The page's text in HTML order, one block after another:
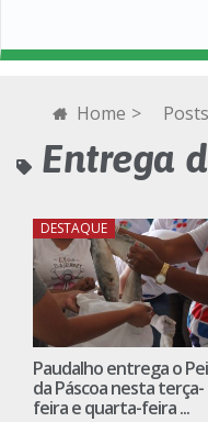
Home >
Entrega
DESTAQUE
Paudalho entrega o
da Páscoa nesta terça-
feira e quarta-feira ...